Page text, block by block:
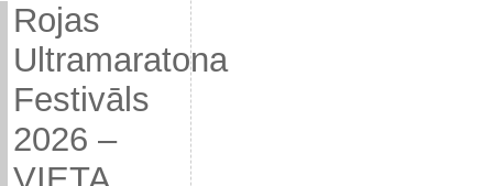
Rojas
Ultramaratona
Festivāls
2026 –